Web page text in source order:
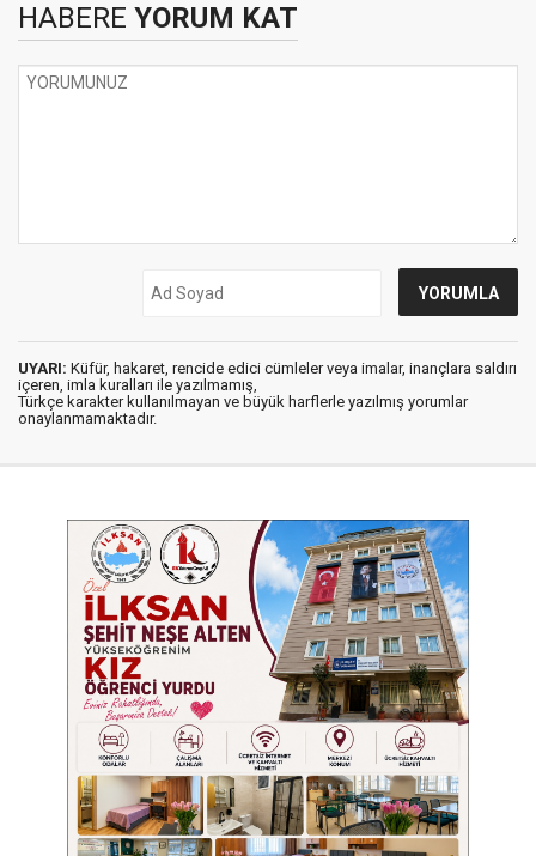
HABERE YORUM KAT
UYARI: Küfür, hakaret, rencide edici cümleler veya imalar, inançlara saldırı
içeren, imla kuralları ile yazılmamış,
Türkçe karakter kullanılmayan ve büyük harflerle yazılmış yorumlar
onaylanmamaktadır.